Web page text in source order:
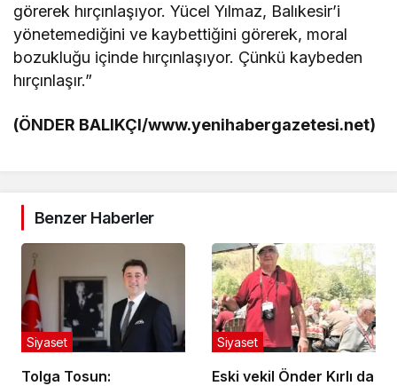
görerek hırçınlaşıyor. Yücel Yılmaz, Balıkesir’i
yönetemediğini ve kaybettiğini görerek, moral
bozukluğu içinde hırçınlaşıyor. Çünkü kaybeden
hırçınlaşır.”
(ÖNDER BALIKÇI/www.yenihabergazetesi.net)
Benzer Haberler
Tolga Tosun:
Siyaset
Eski vekil Önder Kırlı da
Siyaset